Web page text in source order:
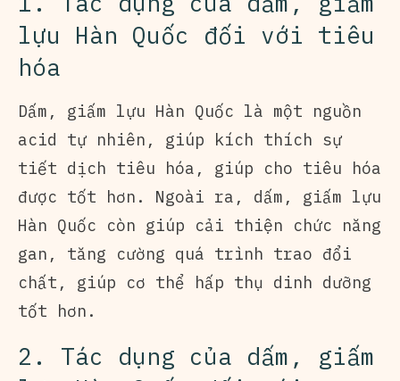
lựu Hàn Quốc đối với tiêu
hóa
Dấm, giấm lựu Hàn Quốc là một nguồn
acid tự nhiên, giúp kích thích sự
tiết dịch tiêu hóa, giúp cho tiêu hóa
được tốt hơn. Ngoài ra, dấm, giấm lựu
Hàn Quốc còn giúp cải thiện chức năng
gan, tăng cường quá trình trao đổi
chất, giúp cơ thể hấp thụ dinh dưỡng
tốt hơn.
2. Tác dụng của dấm, giấm